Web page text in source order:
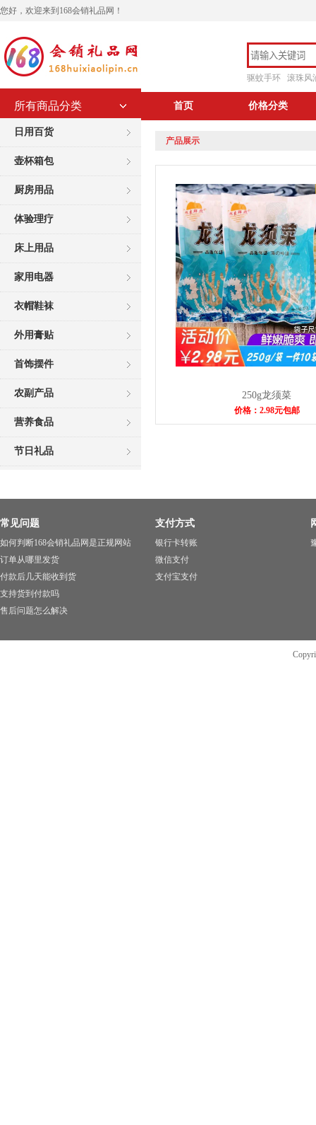
您好，欢迎来到168会销礼品网！
驱蚊手环 滚珠风
所有商品分类
日用百货
壶杯箱包
厨房用品
体验理疗
床上用品
家用电器
衣帽鞋袜
外用膏贴
首饰摆件
农副产品
营养食品
节日礼品
首页 价格分类
产品展示
250g龙须菜
价格：2.98元包邮
常见问题
如何判断168会销礼品网是正规网站
订单从哪里发货
付款后几天能收到货
支持货到付款吗
售后问题怎么解决
支付方式
银行卡转账
微信支付
支付宝支付